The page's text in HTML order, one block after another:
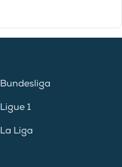
Bundesliga
Ligue 1
La Liga